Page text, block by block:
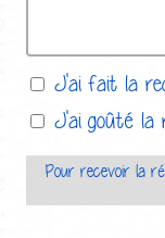
J'ai fait la
J'ai goûté la
Pour recevoir la